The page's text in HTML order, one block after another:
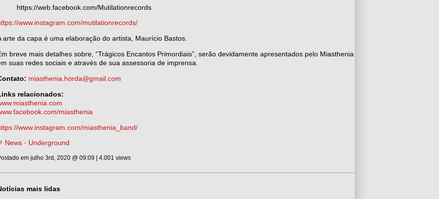
https://web.facebook.com/Mutilationrecords
www.instagram.com/mutilationrecords/
arte da capa é uma elaboração do artista, Maurício Bastos.
breve mais detalhes sobre, “Trágicos Encantos Primordiais”, serão devidamente apresentados pelo Miasthenia
suas redes sociais e através de sua assessoria de imprensa.
miasthenia.horda@gmail.com
relacionados:
miasthenia
www.instagram.com/miasthenia_band/
News · Underground
em julho 3rd, 2020 @ 09:09 | 4.001 views
mais lidas